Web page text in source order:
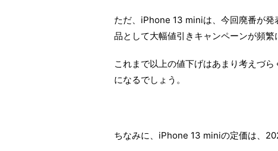
ただ、iPhone 13 miniは、今回廃番が
品として大幅値引きキャンペーンが頻繁
これまで以上の値下げはあまり考えづ
になるでしょう。
ちなみに、iPhone 13 miniの定価は、